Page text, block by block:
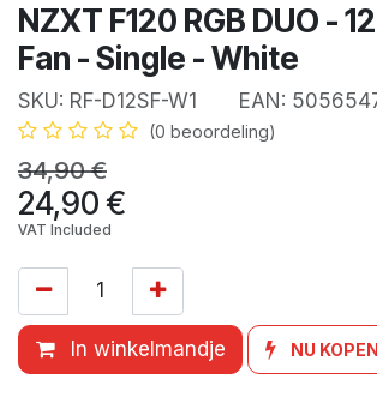
NZXT F120 RGB DUO -
Fan - Single - White
SKU: RF-D12SF-W1 EAN:
(0 beoordeling)
34,90€
24,90€
VAT Included
In winkelmandje NU KOPEN